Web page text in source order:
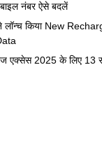
नंबर ऐसे बदलें
किया New
एक्सेस 2025 के लिए 13